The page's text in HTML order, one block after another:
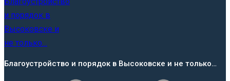
Благоустройство и порядок в Высоковске и не только…